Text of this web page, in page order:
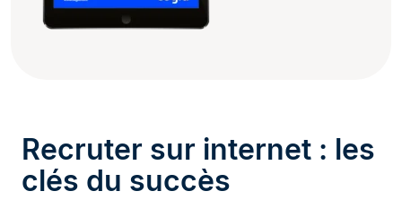
Recruter sur internet : les
clés du succès